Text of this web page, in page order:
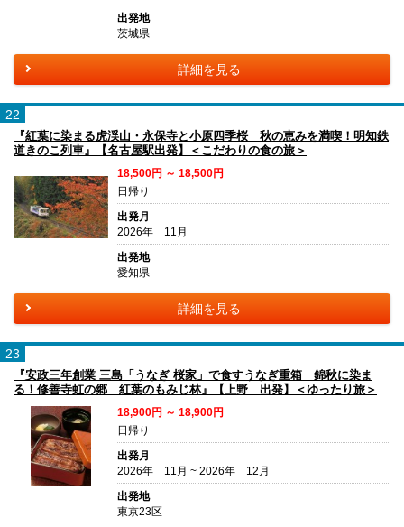
出発地
茨城県
詳細を見る
22
『紅葉に染まる虎渓山・永保寺と小原四季桜 秋の恵みを満喫！明知鉄
道きのこ列車』【名古屋駅出発】＜こだわりの食の旅＞
18,500円 ～ 18,500円
日帰り
出発月
2026年 11月
出発地
愛知県
詳細を見る
23
『安政三年創業 三島「うなぎ 桜家」で食すうなぎ重箱 錦秋に染ま
る！修善寺虹の郷 紅葉のもみじ林』【上野 出発】＜ゆったり旅＞
18,900円 ～ 18,900円
日帰り
出発月
2026年 11月 ~ 2026年 12月
出発地
東京23区